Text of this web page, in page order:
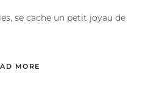
se cache un petit joyau de
MORE